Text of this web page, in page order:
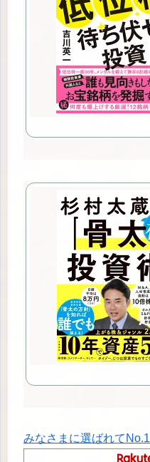
みなさまに選ばれてNo.1